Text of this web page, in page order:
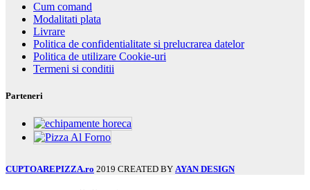
Cum comand
Modalitati plata
Livrare
Politica de confidentialitate si prelucrarea datelor
Politica de utilizare Cookie-uri
Termeni si conditii
Parteneri
CUPTOAREPIZZA.ro 2019 CREATED BY AYAN DESIGN